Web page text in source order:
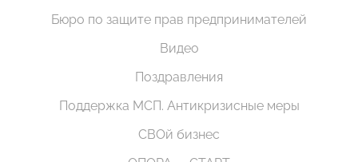
Бюро по защите прав предпринимателей
Видео
Поздравления
Поддержка МСП. Антикризисные меры
СВОй бизнес